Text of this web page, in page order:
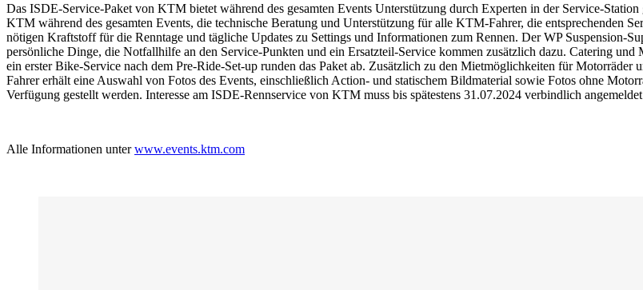
Das ISDE-Service-Paket von KTM bietet während des gesamten Events Unterstützung durch Experten in der Service-
KTM während des gesamten Events, die technische Beratung und Unterstützung für alle KTM-Fahrer, die entsprechenden
nötigen Kraftstoff für die Renntage und tägliche Updates zu Settings und Informationen zum Rennen. Der WP Suspension-
persönliche Dinge, die Notfallhilfe an den Service-Punkten und ein Ersatzteil-Service kommen zusätzlich dazu. Catering
ein erster Bike-Service nach dem Pre-Ride-Set-up runden das Paket ab. Zusätzlich zu den Mietmöglichkeiten für
Fahrer erhält eine Auswahl von Fotos des Events, einschließlich Action- und statischem Bildmaterial sowie Fotos ohne
Verfügung gestellt werden. Interesse am ISDE-Rennservice von KTM muss bis spätestens 31.07.2024 verbindlich
Alle Informationen unterwww.events.ktm.com